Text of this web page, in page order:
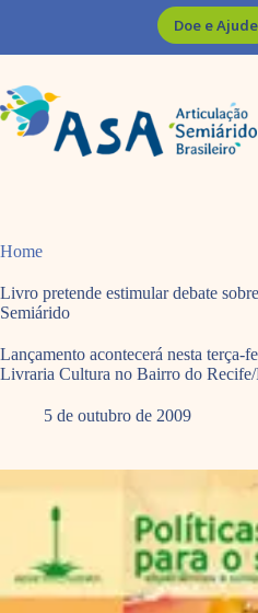
Doe e Ajude
Home
Livro pretende estimular debate
Semiárido
Lançamento acontecerá nesta terça-
Livraria Cultura no Bairro do Recife/
5 de outubro de 2009